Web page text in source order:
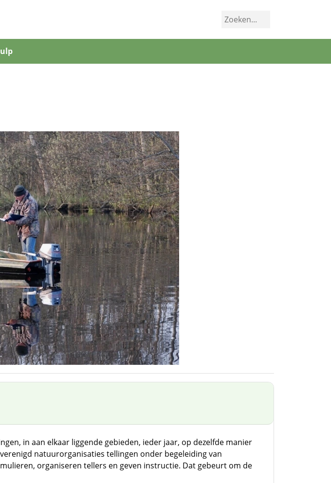
in aan elkaar liggende gebieden, ieder jaar, op dezelfde manier
natuurorganisaties tellingen onder begeleiding van
organiseren tellers en geven instructie. Dat gebeurt om de